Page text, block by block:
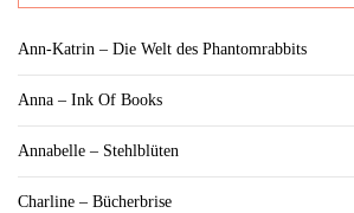
Ann-Katrin – Die Welt des Phantomrabbits
Anna – Ink Of Books
Annabelle – Stehlblüten
Charline – Bücherbrise